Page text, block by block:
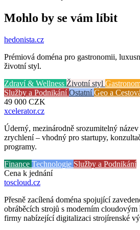
Mohlo by se vám líbit
hedonista.cz
Prémiová doména pro gastronomii,
životní styl.
Zdraví & Wellness Životní styl
Služby a PodnikáníOstatníGeo a
49 000 CZK
xcelerator.cz
Úderný, mezinárodně srozumitelný
zrychlení – vhodný pro startupy,
programy.
Finance Technologie Služby a Podnikání
Cena k jednání
toscloud.cz
Přesně zacílená doména spojující
obráběcích strojů s moderním cloudovým
firmy nabízející digitalizaci strojírenské